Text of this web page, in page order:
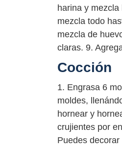
harina y
mezcla todo
mezcla de
claras. 9.
Cocción
1. Engrasa 6
moldes,
hornear y
crujientes por
Puedes